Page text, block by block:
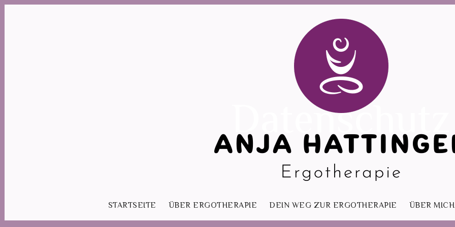
STARTSEITE ÜBER ERGOTHERAPIE DEIN WEG ZUR ERGOTHERAPIE ÜBER MICH
Datenschutz